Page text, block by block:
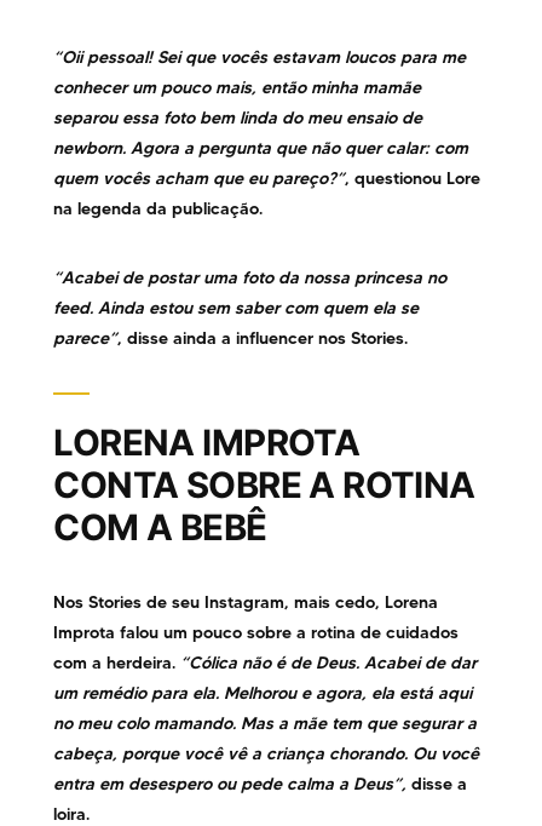
“Oii pessoal! Sei que vocês estavam loucos para me
conhecer um pouco mais, então minha mamãe
separou essa foto bem linda do meu ensaio de
newborn. Agora a pergunta que não quer calar: com
quem vocês acham que eu pareço?”, questionou Lore
na legenda da publicação.
“Acabei de postar uma foto da nossa princesa no
feed. Ainda estou sem saber com quem ela se
parece”, disse ainda a influencer nos Stories.
LORENA IMPROTA
CONTA SOBRE A ROTINA
COM A BEBÊ
Nos Stories de seu Instagram, mais cedo, Lorena
Improta falou um pouco sobre a rotina de cuidados
com a herdeira. “Cólica não é de Deus. Acabei de dar
um remédio para ela. Melhorou e agora, ela está aqui
no meu colo mamando. Mas a mãe tem que segurar a
cabeça, porque você vê a criança chorando. Ou você
entra em desespero ou pede calma a Deus”,disse a
loira.